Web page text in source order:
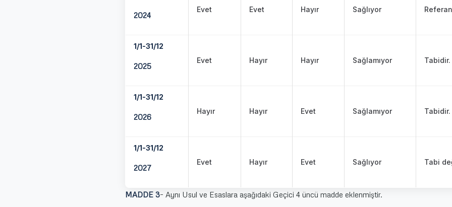
2024
Evet Evet Hayır Sağlıyor
1/1-31/12
2025
Evet Hayır Hayır Sağlamıyor Tabidir.
1/1-31/12
2026
Hayır Hayır Evet Sağlamıyor Tabidir.
1/1-31/12
2027
Evet Hayır Evet Sağlıyor Tabi
MADDE 3– Aynı Usul ve Esaslara aşağıdaki Geçici 4 üncü madde eklenmiştir.